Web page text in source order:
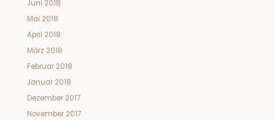
Juni 2018
Mai 2018
April 2018
März 2018
Februar 2018
Januar 2018
Dezember 2017
November 2017